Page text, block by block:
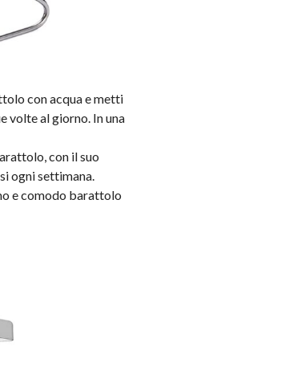
con acqua e metti
volte al giorno. In una
con il suo
ogni settimana.
e comodo barattolo